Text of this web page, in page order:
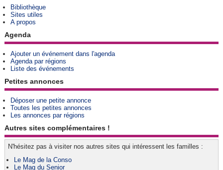
Bibliothèque
Sites utiles
A propos
Agenda
Ajouter un événement dans l'agenda
Agenda par régions
Liste des événements
Petites annonces
Déposer une petite annonce
Toutes les petites annonces
Les annonces par régions
Autres sites complémentaires !
N'hésitez pas à visiter nos autres sites qui intéressent les familles :
Le Mag de la Conso
Le Mag du Senior